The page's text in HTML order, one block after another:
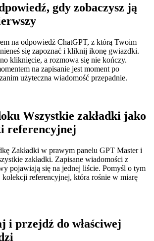
gdy zobaczysz ją
na odpowiedź ChatGPT, z którą Twoim
się zapoznać i kliknij ikonę gwiazdki.
kliknięcie, a rozmowa się nie kończy.
na zapisanie jest moment po
użyteczna wiadomość przepadnie.
Wszystkie zakładki jako
referencyjnej
Zakładki w prawym panelu GPT Master i
zakładki. Zapisane wiadomości z
pojawiają się na jednej liście. Pomyśl o tym
kolekcji referencyjnej, która rośnie w miarę
i przejdź do właściwej